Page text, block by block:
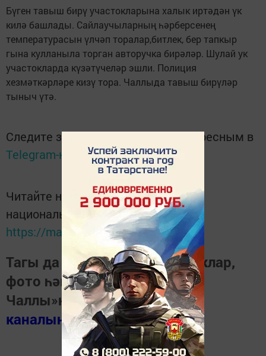
Бүген тавыш бирү участокларына халык иртәдән үк
килә башлады. Сайлаучыларның һәрберсенең
температурасын үлчәп торалар,битлек, бер тапкыр
гына кулланыла торган авторучка бирәләр. Шулай ук
участокларда күзәтүчеләр эшли. Полиция
хезмәткәрләре кизү тора. Чаллыда тавыш бирүләр
тыныч үтә.
Следите за самым важным и интересным в
Telegram-каналеТатмедиа
Читайте новости Татарстана в
национальном мессенджере MАХ:
https://max.ru/tatmedia
Тагы да кызыклырак яңалыклар,
фото һәм видеолар «Шәһри
Чаллы»ныңMAX
каналында(язылыгыз).